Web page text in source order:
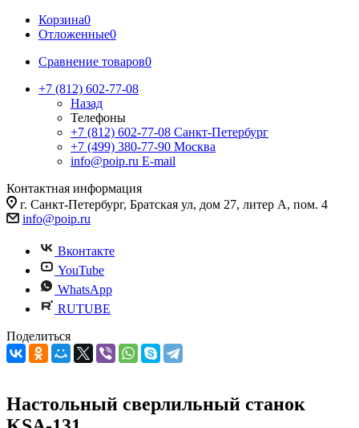
Корзина0
Отложенные0
Сравнение товаров0
+7 (812) 602-77-08
Назад
Телефоны
+7 (812) 602-77-08 Санкт-Петербург
+7 (499) 380-77-90 Москва
info@poip.ru E-mail
Контактная информация
г. Санкт-Петербург, Братская ул, дом 27, литер А, пом. 4
info@poip.ru
Вконтакте
YouTube
WhatsApp
RUTUBE
Поделиться
Настольный сверлильный станок